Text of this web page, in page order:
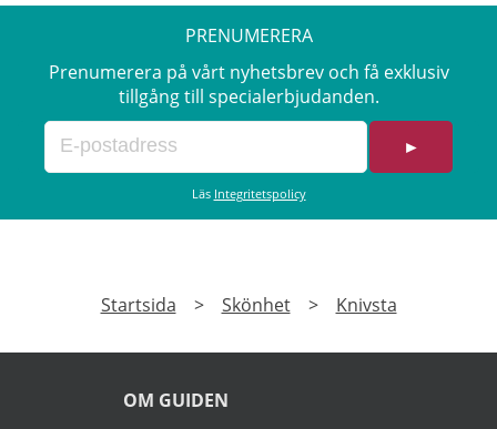
Dentaworks nyhetsbrev och få 50 kr rabatt
(gäller beställningar över 300 kr).
Rabattkoden skickas direkt till din e-post.
PRENUMERERA
Prenumerera på vårt nyhetsbrev och få exklusiv
tillgång till specialerbjudanden.
►
Läs Integritetspolicy
Startsida > Skönhet > Knivsta
OM GUIDEN